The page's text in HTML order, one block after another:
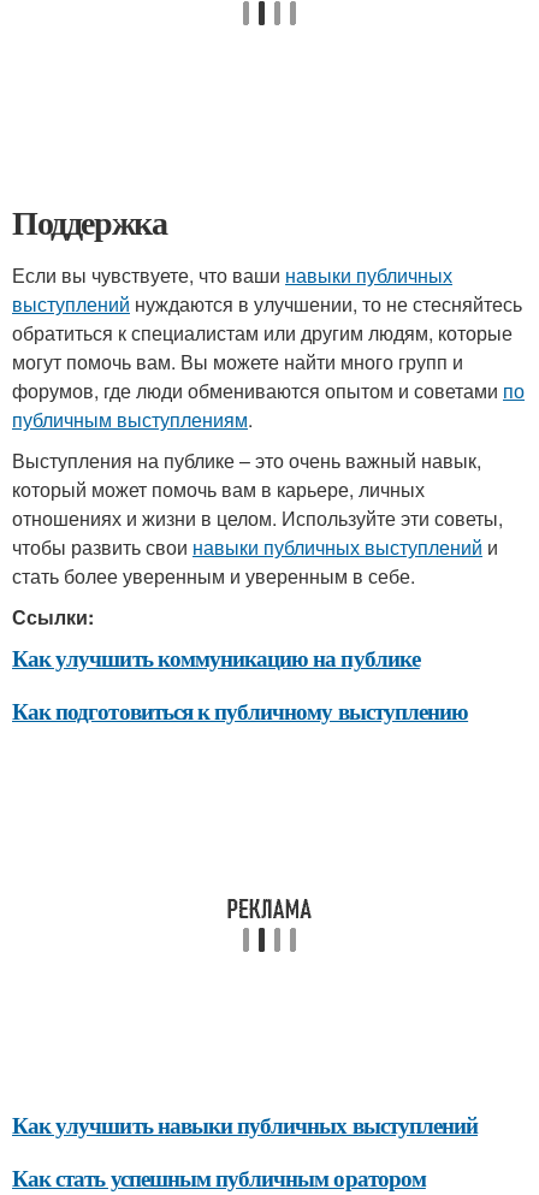
Поддержка
Если вы чувствуете, что ваши навыки публичных
выступлений нуждаются в улучшении, то не стесняйтесь
обратиться к специалистам или другим людям, которые
могут помочь вам. Вы можете найти много групп и
форумов, где люди обмениваются опытом и советами по
публичным выступлениям.
Выступления на публике – это очень важный навык,
который может помочь вам в карьере, личных
отношениях и жизни в целом. Используйте эти советы,
чтобы развить свои навыки публичных выступлений и
стать более уверенным и уверенным в себе.
Ссылки:
Как улучшить коммуникацию на публике
Как подготовиться к публичному выступлению
Как улучшить навыки публичных выступлений
Как стать успешным публичным оратором